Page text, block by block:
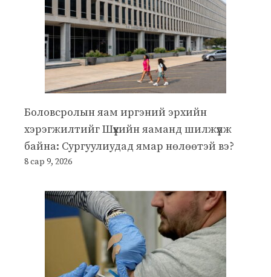
Боловсролын яам иргэний эрхийн
хэрэгжилтийг Шүүхийн яаманд шилжүүлж
байна: Сургуулиудад ямар нөлөөтэй вэ?
8 сар 9, 2026